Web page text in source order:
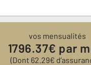
vos mensualités
1796.37€ par
(Dont 62.29€